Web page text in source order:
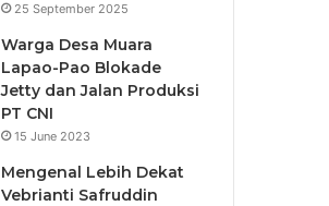
25 September 2025
Warga Desa Muara
Lapao-Pao Blokade
Jetty dan Jalan Produksi
PT CNI
15 June 2023
Mengenal Lebih Dekat
Vebrianti Safruddin